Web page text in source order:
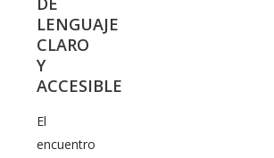
LENGUAJE
CLARO
Y
ACCESIBLE
El
encuentro